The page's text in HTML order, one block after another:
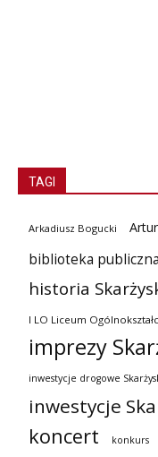
TAGI
Arkadiusz Bogucki
biblioteka publiczna
historia
I LO Liceum
imprezy
inwestycje drogowe
inwestycje
koncert konkurs